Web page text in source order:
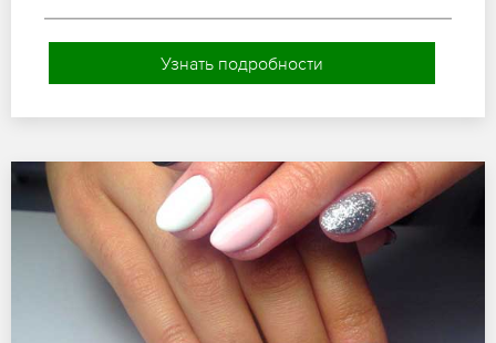
Узнать подробности